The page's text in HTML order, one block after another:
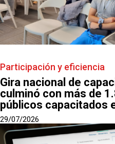
Participación y eficiencia
Gira nacional de
culminó con más de
públicos capacitados
29/07/2026